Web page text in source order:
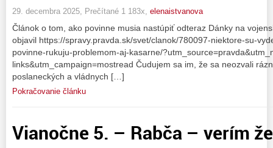
29. decembra 2025, Prečítané 1 183x, elenaistvanova
Článok o tom, ako povinne musia nastúpiť odteraz Dánky na
objavil https://spravy.pravda.sk/svet/clanok/780097-niektore-su-
povinne-rukuju-problemom-aj-kasarne/
links&utm_campaign=mostread Čudujem sa im, že sa neozvali
poslaneckých a vládnych […]
Pokračovanie článku
Vianočne 5. – Rabča – verím